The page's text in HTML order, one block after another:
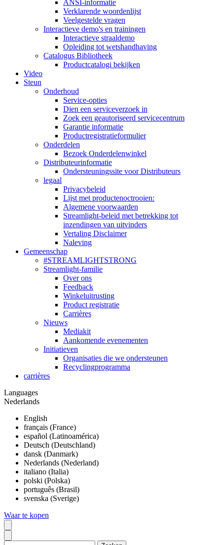
ANSI-informatie
Verklarende woordenlijst
Veelgestelde vragen
Interactieve demo's en trainingen
Interactieve straaldemo
Opleiding tot wetshandhaving
Catalogus Bibliotheek
Productcatalogi bekijken
Video
Steun
Onderhoud
Service-opties
Dien een serviceverzoek in
Zoek een geautoriseerd servicecentrum
Garantie informatie
Productregistratieformulier
Onderdelen
Bezoek Onderdelenwinkel
Distributeurinformatie
Ondersteuningssite voor Distributeurs
legaal
Privacybeleid
Lijst met productenoctrooien:
Algemene voorwaarden
Streamlight-beleid met betrekking tot
inzendingen van uitvinders
Vertaling Disclaimer
Naleving
Gemeenschap
#STREAMLIGHTSTRONG
Streamlight-familie
Over ons
Feedback
Winkeluitrusting
Product registratie
Carrières
Nieuws
Mediakit
Aankomende evenementen
Initiatieven
Organisaties die we ondersteunen
Recyclingprogramma
carrières
Languages
Nederlands
English
français (France)
español (Latinoamérica)
Deutsch (Deutschland)
dansk (Danmark)
Nederlands (Nederland)
italiano (Italia)
polski (Polska)
português (Brasil)
svenska (Sverige)
Waar te kopen